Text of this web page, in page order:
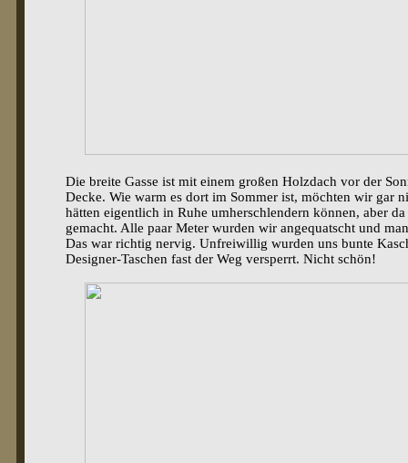
Die breite Gasse ist mit einem großen Holzdach vor der
Decke. Wie warm es dort im Sommer ist, möchten wir gar
hätten eigentlich in Ruhe umherschlendern können, aber
gemacht. Alle paar Meter wurden wir angequatscht und
Das war richtig nervig. Unfreiwillig wurden uns bunte
Designer-Taschen fast der Weg versperrt. Nicht schön!